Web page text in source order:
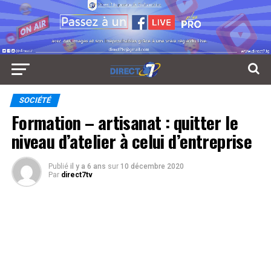
SOCIÉTÉ
Formation – artisanat : quitter le
niveau d’atelier à celui d’entreprise
Publié il y a 6 ans sur 10 décembre 2020
Par direct7tv